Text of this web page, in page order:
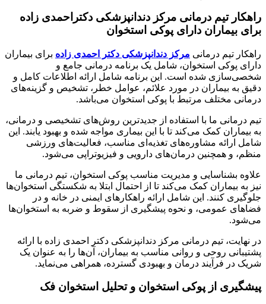
راهکار تیم درمانی مرکز دندانپزشکی دکتراحمدی زاده
برای بیماران دارای پوکی استخوان
راهکار تیم درمانی مرکز دندانپزشکی دکتر احمدی زاده برای بیماران
دارای پوکی استخوان، شامل یک برنامه درمانی جامع و
شخصی‌سازی شده است. این برنامه شامل ارائه اطلاعات کامل و
دقیق به بیماران در مورد علائم، عوامل خطر، تشخیص و گزینه‌های
درمانی مختلف مرتبط با پوکی استخوان می‌باشد.
تیم درمانی ما با استفاده از جدیدترین روش‌های تشخیصی و درمانی،
به بیماران کمک می‌کند تا با این بیماری مواجه شده و بهبود یابند. این
شامل ارائه مشاوره‌های تغذیه‌ای مناسب، فعالیت‌های ورزشی
منظم، و همچنین درمان‌های دارویی و فیزیوتراپی می‌شود.
علاوه بشناسایی و مدیریت مناسب پوکی استخوان، تیم درمانی ما
نیز به بیماران کمک می‌کند تا از احتمال ابتلا به شکستگی استخوان‌ها
جلوگیری کنند. این شامل ارائه راهکارهای ایمنی در خانه و در
فضاهای عمومی، و نحوه پیشگیری از سقوط و ضربه به استخوان‌ها
می‌شود.
در نهایت، تیم درمانی مرکز دندانپزشکی دکتر احمدی زاده با ارائه
پشتیبانی روحی و روانی مناسب به بیماران، آن‌ها را به عنوان یک
شریک در فرآیند درمان و بهبودی گسترده، همراهی می‌نماید.
پیشگیری از پوکی استخوان و تحلیل استخوان فک